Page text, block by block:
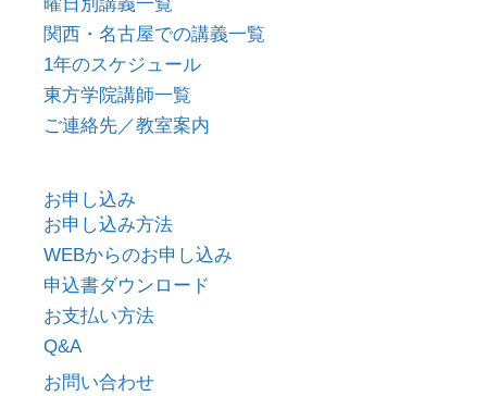
関西・名古屋での講義一覧
1年のスケジュール
東方学院講師一覧
ご連絡先／教室案内
お申し込み
お申し込み方法
WEBからのお申し込み
申込書ダウンロード
お支払い方法
Q&A
お問い合わせ